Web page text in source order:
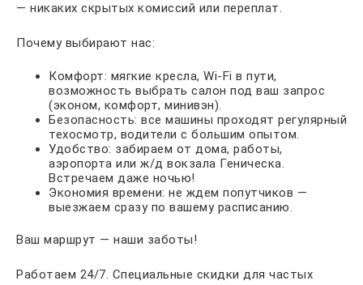
— никаких скрытых комиссий или переплат.
Почему выбирают нас:
Комфорт: мягкие кресла, Wi-Fi в пути,
возможность выбрать салон под ваш запрос
(эконом, комфорт, минивэн).
Безопасность: все машины проходят регулярный
техосмотр, водители с большим опытом.
Удобство: забираем от дома, работы,
аэропорта или ж/д вокзала Геническа.
Встречаем даже ночью!
Экономия времени: не ждем попутчиков —
выезжаем сразу по вашему расписанию.
Ваш маршрут — наши заботы!
Работаем 24/7. Специальные скидки для частых